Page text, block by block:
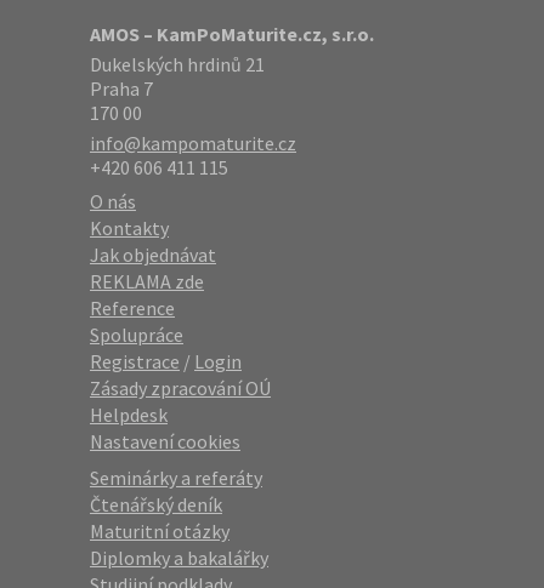
AMOS – KamPoMaturite.cz, s.r.o.
Dukelských hrdinů 21
Praha 7
170 00
info@kampomaturite.cz
+420 606 411 115
O nás
Kontakty
Jak objednávat
REKLAMA zde
Reference
Spolupráce
Registrace / Login
Zásady zpracování OÚ
Helpdesk
Nastavení cookies
Seminárky a referáty
Čtenářský deník
Maturitní otázky
Diplomky a bakalářky